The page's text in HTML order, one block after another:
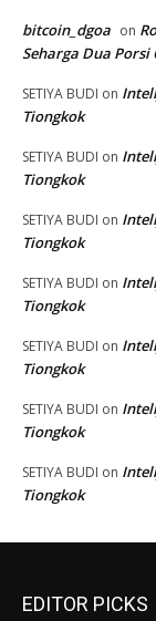
bitcoin_dgoa on
Seharga Dua Porsi
SETIYA BUDI on
Tiongkok
SETIYA BUDI on
Tiongkok
SETIYA BUDI on
Tiongkok
SETIYA BUDI on
Tiongkok
SETIYA BUDI on
Tiongkok
SETIYA BUDI on
Tiongkok
SETIYA BUDI on
Tiongkok
EDITOR PICKS